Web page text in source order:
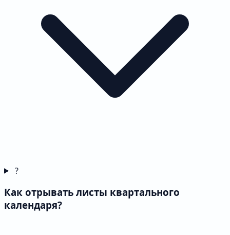
?
Как отрывать листы квартального
календаря?